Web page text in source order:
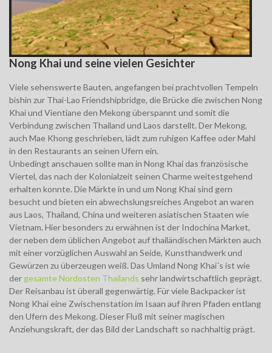
Nong Khai und seine vielen Gesichter
Viele sehenswerte Bauten, angefangen bei prachtvollen Tempeln
bishin zur Thai-Lao Friendshipbridge, die Brücke die zwischen Nong
Khai und Vientiane den Mekong überspannt und somit die
Verbindung zwischen Thailand und Laos darstellt. Der Mekong,
auch Mae Khong geschrieben, lädt zum ruhigen Kaffee oder Mahl
in den Restaurants an seinen Ufern ein.
Unbedingt anschauen sollte man in Nong Khai das französische
Viertel, das nach der Kolonialzeit seinen Charme weitestgehend
erhalten konnte. Die Märkte in und um Nong Khai sind gern
besucht und bieten ein abwechslungsreiches Angebot an waren
aus Laos, Thailand, China und weiteren asiatischen Staaten wie
Vietnam. Hier besonders zu erwähnen ist der Indochina Market,
der neben dem üblichen Angebot auf thailändischen Märkten auch
mit einer vorzüglichen Auswahl an Seide, Kunsthandwerk und
Gewürzen zu überzeugen weiß. Das Umland Nong Khai´s ist wie
der gesamte Nordosten Thailands sehr landwirtschaftlich geprägt.
Der Reisanbau ist überall gegenwärtig. Für viele Backpacker ist
Nong Khai eine Zwischenstation im Isaan auf ihren Pfaden entlang
den Ufern des Mekong. Dieser Fluß mit seiner magischen
Anziehungskraft, der das Bild der Landschaft so nachhaltig prägt.